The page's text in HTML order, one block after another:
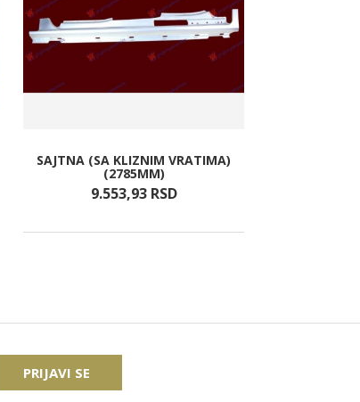
SAJTNA (SA KLIZNIM VRATIMA)
(2785MM)
9.553,93 RSD
PRIJAVI SE